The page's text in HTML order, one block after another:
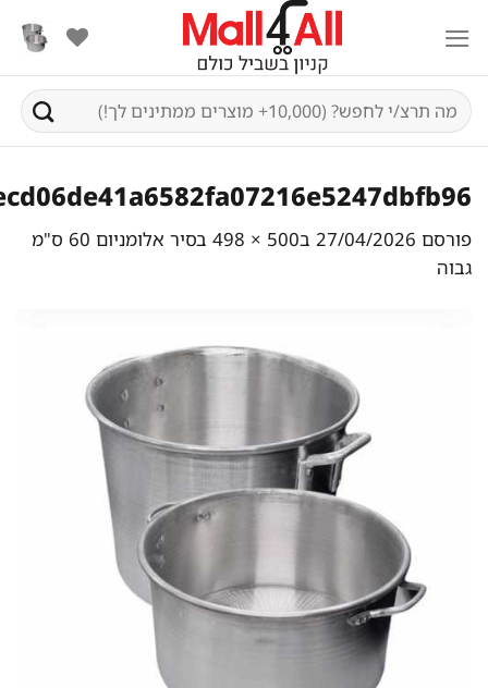
חיפוש
עבור:
ecd06de41a6582fa07216e5247dbfb96
פורסם27/04/2026ב500 × 498 ב
סיר אלומניום 60 ס"מ
גבוה